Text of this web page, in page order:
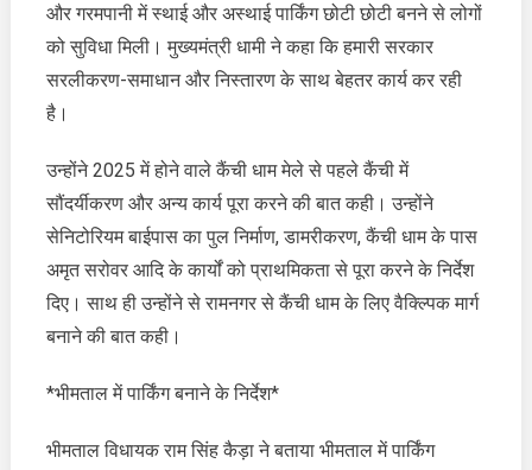
और गरमपानी में स्थाई और अस्थाई पार्किंग छोटी छोटी बनने से लोगों
को सुविधा मिली। मुख्यमंत्री धामी ने कहा कि हमारी सरकार
सरलीकरण-समाधान और निस्तारण के साथ बेहतर कार्य कर रही
है।
उन्होंने 2025 में होने वाले कैंची धाम मेले से पहले कैंची में
सौंदर्यीकरण और अन्य कार्य पूरा करने की बात कही। उन्होंने
सेनिटोरियम बाईपास का पुल निर्माण, डामरीकरण, कैंची धाम के पास
अमृत सरोवर आदि के कार्यों को प्राथमिकता से पूरा करने के निर्देश
दिए। साथ ही उन्होंने से रामनगर से कैंची धाम के लिए वैक्ल्पिक मार्ग
बनाने की बात कही।
*भीमताल में पार्किंग बनाने के निर्देश*
भीमताल विधायक राम सिंह कैड़ा ने बताया भीमताल में पार्किंग